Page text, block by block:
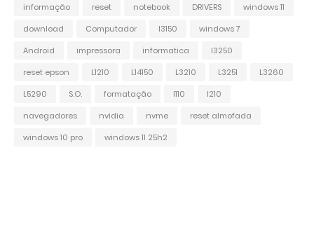
informação
reset notebook DRIVERS
windows 11
download
Computador l3150
windows 7
Android
impressora informatica
l3250
reset epson
L1210 L14150 L3210 L3251
L3260
L5290
S.O. formatação l110
l210
navegadores
nvidia nvme
reset almofada
windows 10 pro
windows 11 25h2